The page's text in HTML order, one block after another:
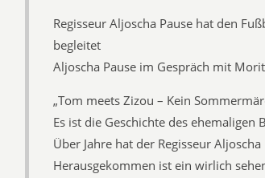
Regisseur Aljoscha Pause hat den
begleitet
Aljoscha Pause im Gespräch mit
„Tom meets Zizou – Kein
Es ist die Geschichte des ehemaligen
Über Jahre hat der Regisseur
Herausgekommen ist ein wirlich